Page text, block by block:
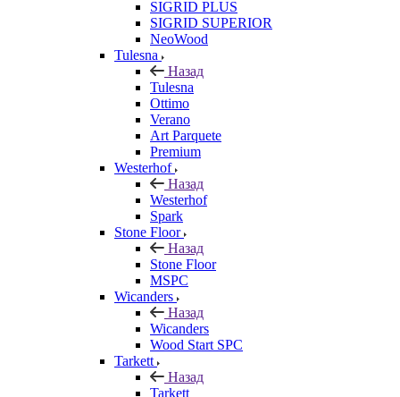
SIGRID PLUS
SIGRID SUPERIOR
NeoWood
Tulesna
Назад
Tulesna
Ottimo
Verano
Art Parquete
Premium
Westerhof
Назад
Westerhof
Spark
Stone Floor
Назад
Stone Floor
MSPC
Wicanders
Назад
Wicanders
Wood Start SPC
Tarkett
Назад
Tarkett